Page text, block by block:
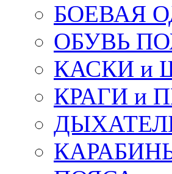
БОЕВАЯ
ОБУВЬ
КАСКИ и
КРАГИ и
КАРАБИНЫ